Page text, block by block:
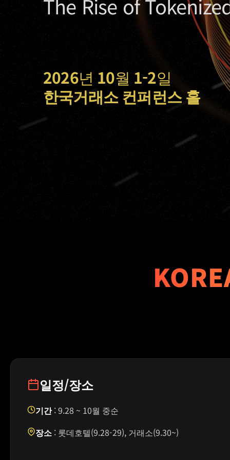
The Rise of
2026년10월1-2일
한국거래소 컨퍼런스 홀
일정/장소
기간: 9.28 ~ 10월 중순
장소 : 롯데호텔(9.28-29), 거래소(9.30~)